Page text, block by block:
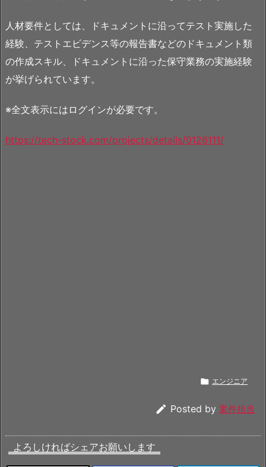
人材要件としては、ドキュメントに沿ってテスト実施した
経験、テストエビデンス等の報告書などのドキュメント類
の作成スキル、ドキュメントに沿った保守業務の実施経験
が挙げられています。
※全文表示にはログインが必要です。
https://tech-stock.com/projects/details/0126111/
 エンジニア
 Posted by 案件担当
よろしければシェアお願いします